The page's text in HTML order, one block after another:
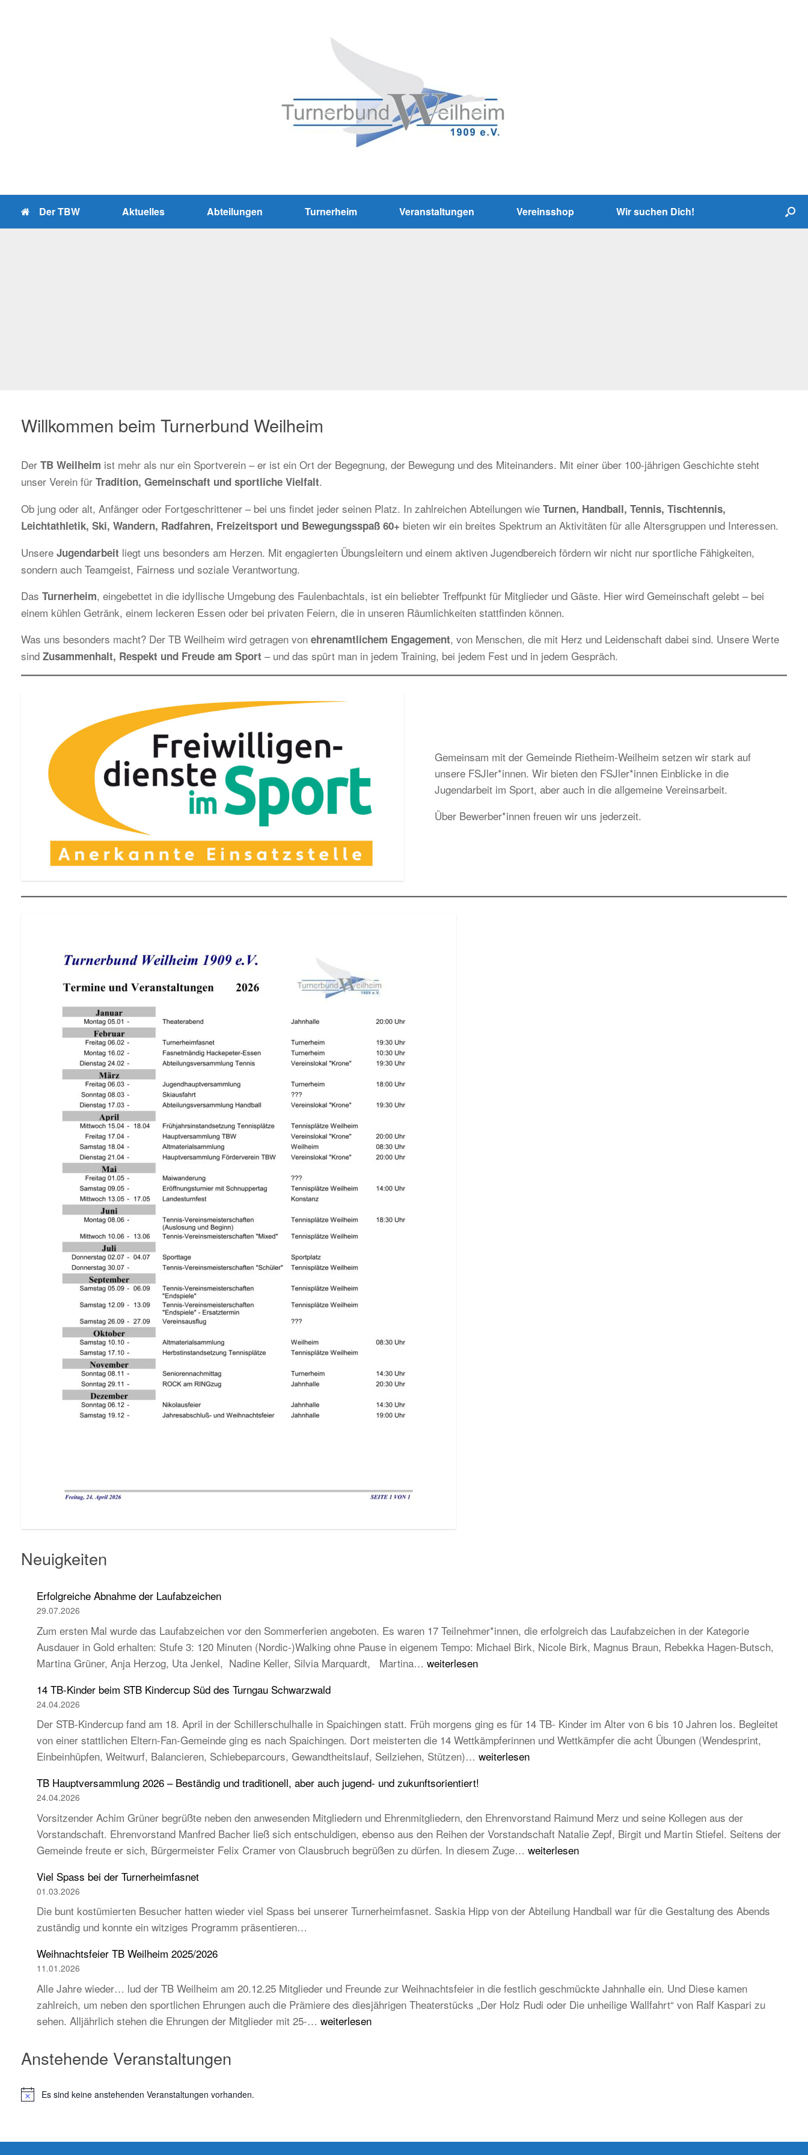
Der TBW Aktuelles Abteilungen Turnerheim Veranstaltungen Vereinsshop Wir suchen Dich!
Willkommen beim Turnerbund Weilheim
Der TB Weilheim ist mehr als nur ein Sportverein – er ist ein Ort der Begegnung, der Bewegung und des Miteinanders. Mit einer über 100-jährigen Geschichte steht
unser Verein für Tradition, Gemeinschaft und sportliche Vielfalt.
Ob jung oder alt, Anfänger oder Fortgeschrittener – bei uns findet jeder seinen Platz. In zahlreichen Abteilungen wie Turnen, Handball, Tennis, Tischtennis,
Leichtathletik, Ski, Wandern, Radfahren, Freizeitsport und Bewegungsspaß 60+ bieten wir ein breites Spektrum an Aktivitäten für alle Altersgruppen und Interessen.
Unsere Jugendarbeit liegt uns besonders am Herzen. Mit engagierten Übungsleitern und einem aktiven Jugendbereich fördern wir nicht nur sportliche Fähigkeiten,
sondern auch Teamgeist, Fairness und soziale Verantwortung.
Das Turnerheim, eingebettet in die idyllische Umgebung des Faulenbachtals, ist ein beliebter Treffpunkt für Mitglieder und Gäste. Hier wird Gemeinschaft gelebt – bei
einem kühlen Getränk, einem leckeren Essen oder bei privaten Feiern, die in unseren Räumlichkeiten stattfinden können.
Was uns besonders macht? Der TB Weilheim wird getragen von ehrenamtlichem Engagement, von Menschen, die mit Herz und Leidenschaft dabei sind. Unsere Werte
sind Zusammenhalt, Respekt und Freude am Sport – und das spürt man in jedem Training, bei jedem Fest und in jedem Gespräch.
Gemeinsam mit der Gemeinde Rietheim-Weilheim setzen wir stark auf
unsere FSJler*innen. Wir bieten den FSJler*innen Einblicke in die
Jugendarbeit im Sport, aber auch in die allgemeine Vereinsarbeit.
Über Bewerber*innen freuen wir uns jederzeit.
Neuigkeiten
Erfolgreiche Abnahme der Laufabzeichen
29.07.2026
Zum ersten Mal wurde das Laufabzeichen vor den Sommerferien angeboten. Es waren 17 Teilnehmer*innen, die erfolgreich das Laufabzeichen in der Kategorie
Ausdauer in Gold erhalten: Stufe 3: 120 Minuten (Nordic-)Walking ohne Pause in eigenem Tempo: Michael Birk, Nicole Birk, Magnus Braun, Rebekka Hagen-Butsch,
Martina Grüner, Anja Herzog, Uta Jenkel, Nadine Keller, Silvia Marquardt, Martina… Erfolgreiche
weiterlesen
14 TB-Kinder beim STB Kindercup Süd des Turngau Schwarzwald
24.04.2026
Der STB-Kindercup fand am 18. April in der Schillerschulhalle in Spaichingen statt. Früh morgens ging es für 14 TB- Kinder im Alter von 6 bis 10 Jahren los. Begleitet
von einer stattlichen Eltern-Fan-Gemeinde ging es nach Spaichingen. Dort meisterten die 14 Wettkämpferinnen und Wettkämpfer die acht Übungen (Wendesprint,
Einbeinhüpfen, Weitwurf, Balancieren, Schiebeparcours, Gewandtheitslauf, Seilziehen, Stützen)… 14
Kinder
STB
Kindercup
Süd
weiterlesen
TB Hauptversammlung 2026 – Beständig und traditionell, aber auch jugend- und zukunftsorientiert!
24.04.2026
Vorsitzender Achim Grüner begrüßte neben den anwesenden Mitgliedern und Ehrenmitgliedern, den Ehrenvorstand Raimund Merz und seine Kollegen aus der
Vorstandschaft. Ehrenvorstand Manfred Bacher ließ sich entschuldigen, ebenso aus den Reihen der Vorstandschaft Natalie Zepf, Birgit und Martin Stiefel. Seitens der
Gemeinde freute er sich, Bürgermeister Felix Cramer von Clausbruch begrüßen zu dürfen. In diesem Zuge… TB
Beständig
jugend-
und
weiterlesen
Viel Spass bei der Turnerheimfasnet
01.03.2026
Die bunt kostümierten Besucher hatten wieder viel Spass bei unserer Turnerheimfasnet. Saskia Hipp von der Abteilung Handball war für die Gestaltung des Abends
zuständig und konnte ein witziges Programm präsentieren…
Weihnachtsfeier TB Weilheim 2025/2026
11.01.2026
Alle Jahre wieder… lud der TB Weilheim am 20.12.25 Mitglieder und Freunde zur Weihnachtsfeier in die festlich geschmückte Jahnhalle ein. Und Diese kamen
zahlreich, um neben den sportlichen Ehrungen auch die Prämiere des diesjährigen Theaterstücks „Der Holz Rudi oder Die unheilige Wallfahrt“ von Ralf Kaspari zu
sehen. Alljährlich stehen die Ehrungen der Mitglieder mit 25-… Weihnachtsfeier
weiterlesen
Anstehende Veranstaltungen
H
w
Es sind keine anstehenden Veranstaltungen vorhanden.